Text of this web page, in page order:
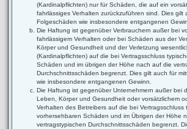
(Kardinalpflichten) nur für Schäden, die auf ein
fahrlässiges Verhalten zurückzuführen sind. Dies gilt
Folgeschäden wie insbesondere entgangenen
Die Haftung ist gegenüber Verbrauchern außer bei
fahrlässigem Verhalten oder bei Schäden aus der
Körper und Gesundheit und der Verletzung
(Kardinalpflichten) auf die bei Vertragsschluss
Schäden und im übrigen der Höhe nach auf die
Durchschnittsschäden begrenzt. Dies gilt auch für
wie insbesondere entgangenen Gewinn.
Die Haftung ist gegenüber Unternehmern außer bei
Leben, Körper und Gesundheit oder vorsätzlichem
Verhalten des Betreibers auf die bei Vertragsschluss
vorhersehbaren Schäden und im Übrigen der Höhe
vertragstypischen Durchschnittsschäden begrenzt.